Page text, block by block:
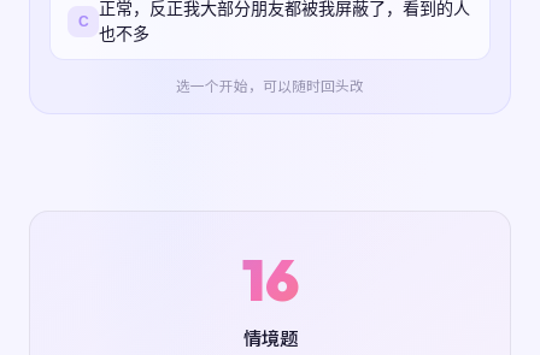
C
正常，反正我大部分朋友都被我屏蔽了，看到的人
也不多
选一个开始，可以随时回头改
16
情境题